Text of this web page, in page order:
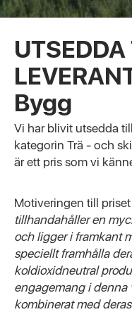
Bygg
Vi har blivit utsedda
kategorin Trä - och
är ett pris som vi
Motiveringen till priset
tillhandahåller en
och ligger i framkant
speciellt framhålla
koldioxidneutral
engagemang i
kombinerat med